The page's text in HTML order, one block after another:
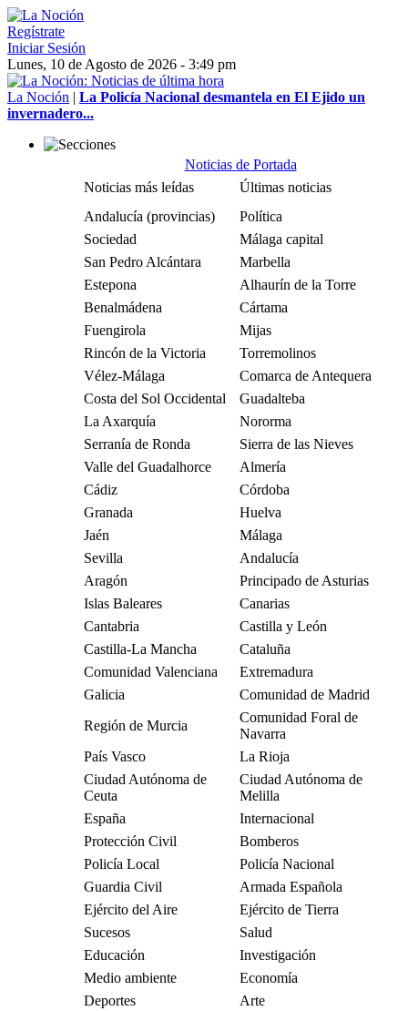
Regístrate
Iniciar Sesión
Lunes, 10 de Agosto de 2026 - 3:49 pm
La Noción | La Policía Nacional desmantela en El Ejido un
invernadero...
Noticias de Portada
Noticias más leídas
Últimas noticias
Andalucía (provincias)
Política
Sociedad
Málaga capital
San Pedro Alcántara
Marbella
Estepona
Alhaurín de la Torre
Benalmádena
Cártama
Fuengirola
Mijas
Rincón de la Victoria
Torremolinos
Vélez-Málaga
Comarca de Antequera
Costa del Sol Occidental
Guadalteba
La Axarquía
Nororma
Serranía de Ronda
Sierra de las Nieves
Valle del Guadalhorce
Almería
Cádiz
Córdoba
Granada
Huelva
Jaén
Málaga
Sevilla
Andalucía
Aragón
Principado de Asturias
Islas Baleares
Canarias
Cantabria
Castilla y León
Castilla-La Mancha
Cataluña
Comunidad Valenciana
Extremadura
Galicia
Comunidad de Madrid
Región de Murcia
Comunidad Foral de
Navarra
País Vasco
La Rioja
Ciudad Autónoma de
Ceuta
Ciudad Autónoma de
Melilla
España
Internacional
Protección Civil
Bomberos
Policía Local
Policía Nacional
Guardia Civil
Armada Española
Ejército del Aire
Ejército de Tierra
Sucesos
Salud
Educación
Investigación
Medio ambiente
Economía
Deportes
Arte